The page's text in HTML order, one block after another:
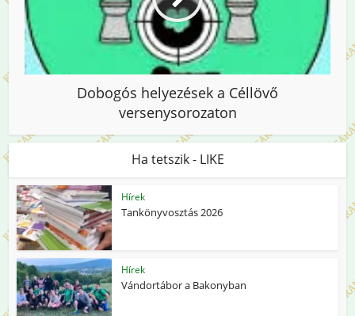
Dobogós helyezések a Céllövő
versenysorozaton
Ha tetszik - LIKE
Hírek
Tankönyvosztás 2026
Hírek
Vándortábor a Bakonyban